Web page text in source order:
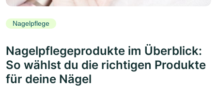
Nagelpflege
Nagelpflegeprodukte im Überblick:
So wählst du die richtigen Produkte
für deine Nägel